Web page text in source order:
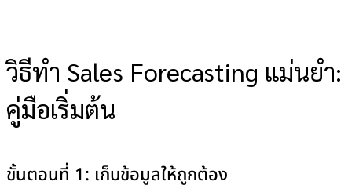
วิธีทำ Sales Forecasting แม่นยำ:
คู่มือเริ่มต้น
ขั้นตอนที่ 1: เก็บข้อมูลให้ถูกต้อง